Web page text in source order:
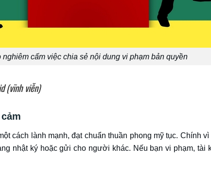
nghiêm cấm việc chia sẻ nội dung vi phạm bản quyền
(vĩnh viễn)
cách lành mạnh, đạt chuẩn thuần phong mỹ tục. Chính
nhật ký hoặc gửi cho người khác. Nếu bạn vi phạm, tài